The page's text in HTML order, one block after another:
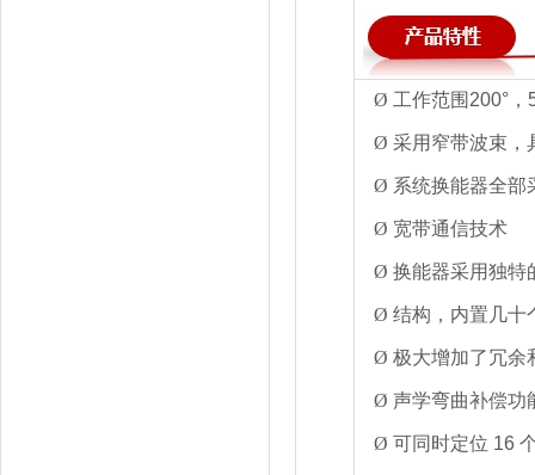
Ø 工作范围 200°，
Ø 采用窄带波束，
Ø 系统换能器全部
Ø 宽带通信技术
Ø 换能器采用独特
Ø 结构，内置几十
Ø 极大增加了冗余
Ø 声学弯曲补偿功
Ø 可同时定位 16